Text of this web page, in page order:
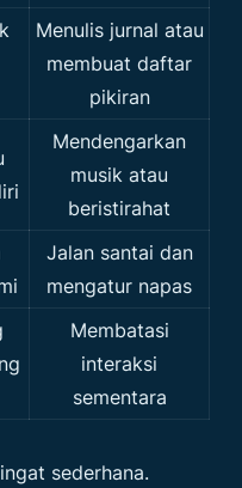
Menulis jurnal atau
membuat daftar
pikiran
Mendengarkan
musik atau
beristirahat
Jalan santai dan
mengatur napas
Membatasi
interaksi
sementara
sederhana.